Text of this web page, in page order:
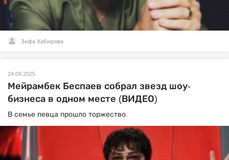
Зифа Хабирова
24.09.2025
Мейрамбек Беспаев собрал звезд шоу-
бизнеса в одном месте (ВИДЕО)
В семье певца прошло торжество.